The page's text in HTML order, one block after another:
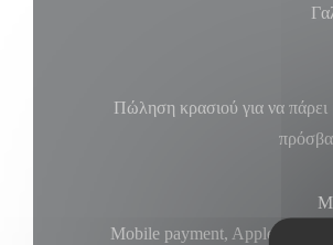
Πώληση κρασιού για να πάρει
Mobile payment, Apple Pay,